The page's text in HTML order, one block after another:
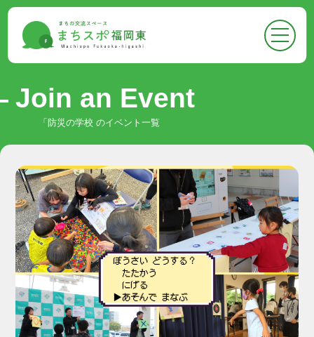
●トップページ
Top
●まちスポについて
- まちスポについて
-フロア案内
-お知らせ
●まちスポでできること
Activities
-イベントに参加する
-スペースをかりる
-悩みを相談する
-広報ができる
-情報収集ができる
-支援を受ける
Join an Event
「防災の学校 のイベント一覧